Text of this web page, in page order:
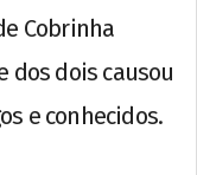
Cobrinha
dos dois causou
e conhecidos.